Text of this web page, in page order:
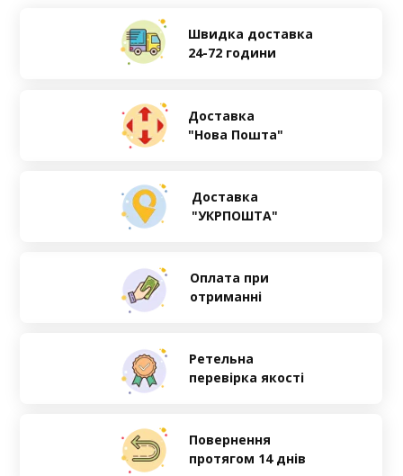
Оплата при
отриманні
Ретельна
перевірка якості
Швидка доставка
24-72 години
Доставка
"Нова Пошта"
Доставка
"УКРПОШТА"
Повернення
протягом 14 днів